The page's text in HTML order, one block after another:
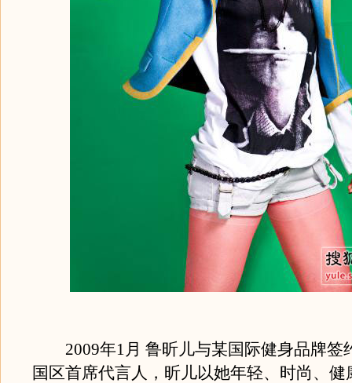
2009年1月 鲁昕儿与某国际健身品牌签
国区首席代言人，昕儿以她年轻、时尚、健